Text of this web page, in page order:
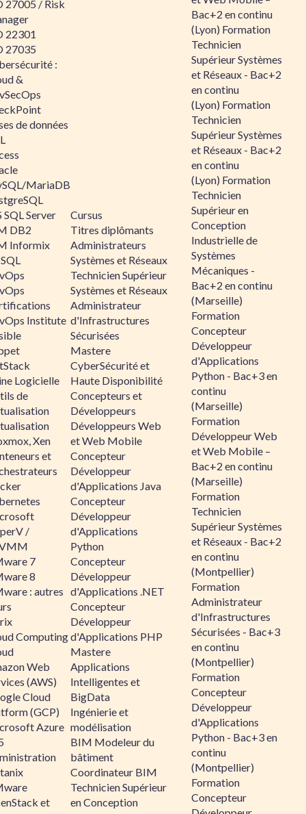
27005 / Risk
22301
27035
:
&
de données
MariaDB
SQL Server
DB2
Informix
Institute
Logicielle
de
Xen
et
/
7
8
: autres
Computing
Web
(AWS)
Cloud
(GCP)
Azure
et
Cursus
Titres diplômants
Administrateurs
Systèmes et Réseaux
Technicien Supérieur
Systèmes et Réseaux
Administrateur
d'Infrastructures
Sécurisées
Mastere
CyberSécurité et
Haute Disponibilité
Concepteurs et
Développeurs
Développeurs Web
et Web Mobile
Concepteur
Développeur
d'Applications Java
Concepteur
Développeur
d'Applications
Python
Concepteur
Développeur
d'Applications .NET
Concepteur
Développeur
d'Applications PHP
Mastere
Applications
Intelligentes et
BigData
Ingénierie et
modélisation
BIM Modeleur du
bâtiment
Coordinateur BIM
Technicien Supérieur
en Conception
Bac+2 en continu
(Lyon) Formation
Technicien
Supérieur Systèmes
et Réseaux - Bac+2
en continu
(Lyon) Formation
Technicien
Supérieur Systèmes
et Réseaux - Bac+2
en continu
(Lyon) Formation
Technicien
Supérieur en
Conception
Industrielle de
Systèmes
Mécaniques -
Bac+2 en continu
(Marseille)
Formation
Concepteur
Développeur
d'Applications
Python - Bac+3 en
continu
(Marseille)
Formation
Développeur Web
et Web Mobile –
Bac+2 en continu
(Marseille)
Formation
Technicien
Supérieur Systèmes
et Réseaux - Bac+2
en continu
(Montpellier)
Formation
Administrateur
d'Infrastructures
Sécurisées - Bac+3
en continu
(Montpellier)
Formation
Concepteur
Développeur
d'Applications
Python - Bac+3 en
continu
(Montpellier)
Formation
Concepteur